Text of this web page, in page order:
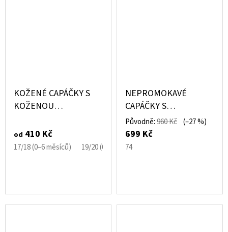
KOŽENÉ CAPÁČKY S
KOŽENOU
CAROZOO
od 410 Kč
17/18 (0–6 měsíců) 19/20 (6–12 měsíců)
NEPROMOKAVÉ
CAPÁČKY S
VYZTUŽENOU
PROTISKLUZOVOU
PODRÁŽKOU – HNĚDÉ
Původně:960 Kč (–27 %)
699 Kč
74